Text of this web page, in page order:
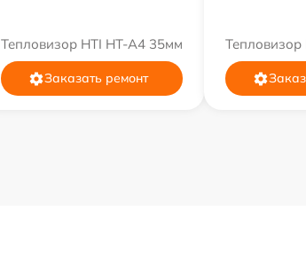
Тепловизор HTI HT-A4 35мм
Заказать ремонт